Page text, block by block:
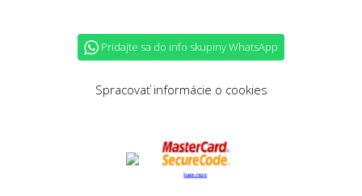
Pridajte sa do info skupiny WhatsApp
Spracovať informácie o cookies